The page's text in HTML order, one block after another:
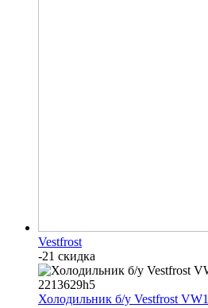
Vestfrost
-21 скидка
Холодильник б/у Vestfrost